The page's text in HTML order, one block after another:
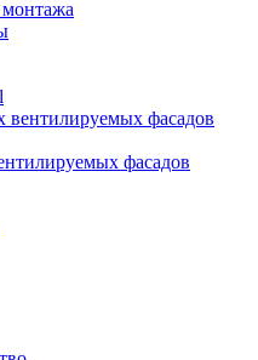
вентилируемых фасадов
фасадов